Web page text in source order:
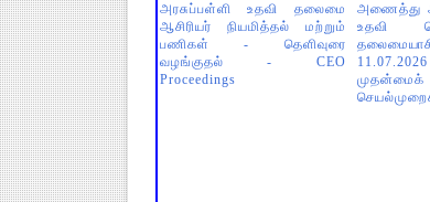
அரசுப்பள்ளி உதவி தலைமை
ஆசிரியர் நியமித்தல் மற்றும்
பணிகள் - தெளிவுரை
வழங்குதல் - CEO
Proceedings
அணைத்து
உதவி